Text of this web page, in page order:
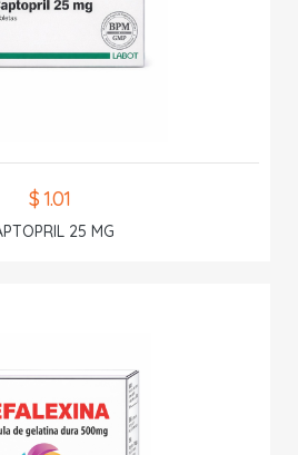
$ 1.01
25 MG